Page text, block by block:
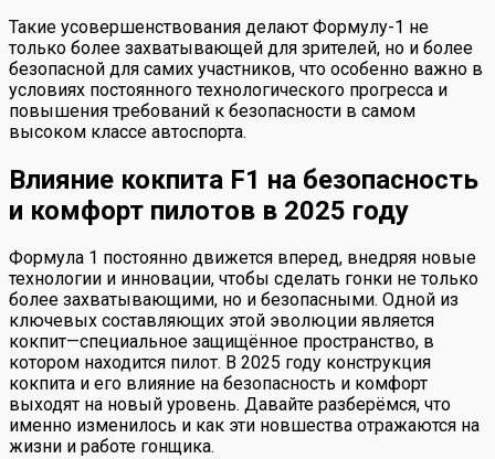
Такие усовершенствования делают Формулу-1 не
только более захватывающей для зрителей, но и более
безопасной для самих участников, что особенно важно в
условиях постоянного технологического прогресса и
повышения требований к безопасности в самом
высоком классе автоспорта.
Влияние кокпита F1 на безопасность
и комфорт пилотов в 2025 году
Формула 1 постоянно движется вперед, внедряя новые
технологии и инновации, чтобы сделать гонки не только
более захватывающими, но и безопасными. Одной из
ключевых составляющих этой эволюции является
кокпит—специальное защищённое пространство, в
котором находится пилот. В 2025 году конструкция
кокпита и его влияние на безопасность и комфорт
выходят на новый уровень. Давайте разберёмся, что
именно изменилось и как эти новшества отражаются на
жизни и работе гонщика.